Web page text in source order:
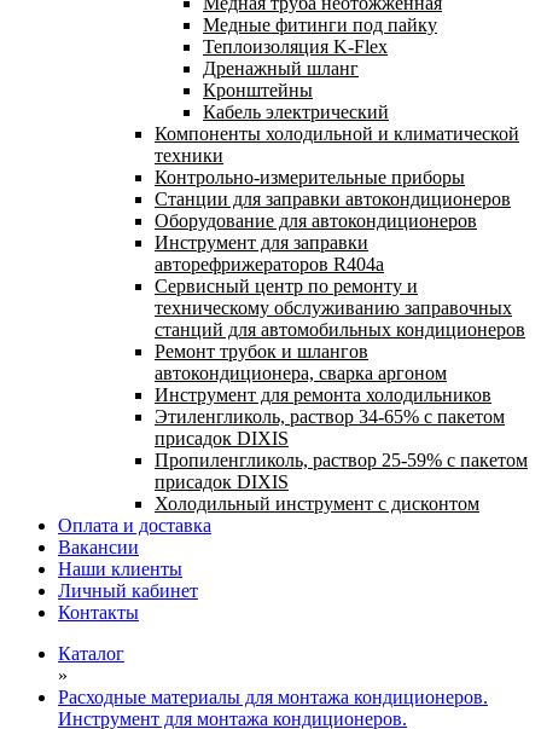
Медные фитинги под пайку
Теплоизоляция K-Flex
Дренажный шланг
Кронштейны
Кабель электрический
Компоненты холодильной и климатической
техники
Контрольно-измерительные приборы
Станции для заправки автокондиционеров
Оборудование для автокондиционеров
Инструмент для заправки
авторефрижераторов R404a
Сервисный центр по ремонту и
техническому обслуживанию заправочных
станций для автомобильных кондиционеров
Ремонт трубок и шлангов
автокондиционера, сварка аргоном
Инструмент для ремонта холодильников
Этиленгликоль, раствор 34-65% с пакетом
присадок DIXIS
Пропиленгликоль, раствор 25-59% с пакетом
присадок DIXIS
Холодильный инструмент с дисконтом
Оплата и доставка
Вакансии
Наши клиенты
Личный кабинет
Контакты
Каталог
»
Расходные материалы для монтажа кондиционеров.
Инструмент для монтажа кондиционеров.